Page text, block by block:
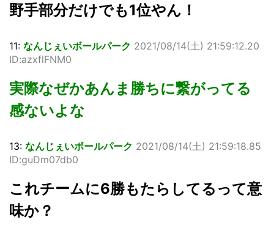
野手部分だけでも1位やん！
11: なんじぇいボールパーク 2021/08/14(土) 21:59:12.20
ID:azxflFNM0
実際なぜかあんま勝ちに繋がってる
感ないよな
13: なんじぇいボールパーク 2021/08/14(土) 21:59:18.85
ID:guDm07db0
これチームに6勝もたらしてるって意
味か？